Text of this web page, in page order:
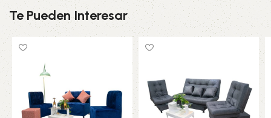
Te Pueden Interesar